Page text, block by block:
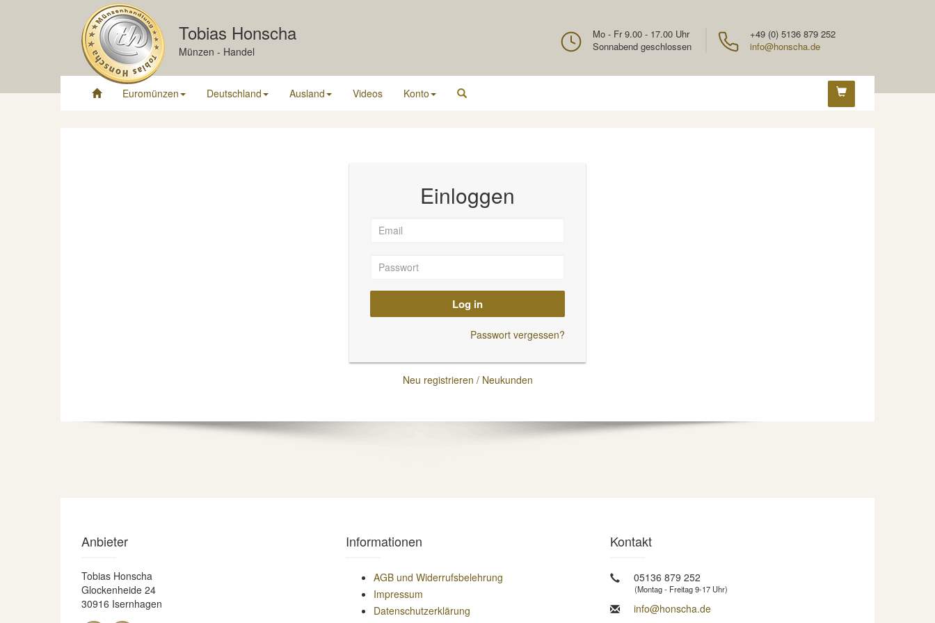
Tobias Honscha
Münzen - Handel
+49 (0) 5136 879 252
info@honscha.de
Mo - Fr 9.00 - 17.00 Uhr
Sonnabend geschlossen
Euromünzen Deutschland Ausland Videos Konto
Einloggen
Log in
Passwort vergessen?
Neu registrieren / Neukunden
Anbieter
Tobias Honscha
Glockenheide 24
30916 Isernhagen
Informationen
AGB und Widerrufsbelehrung
Impressum
Datenschutzerklärung
Kontakt
05136 879 252
(Montag - Freitag 9-17 Uhr)
info@honscha.de